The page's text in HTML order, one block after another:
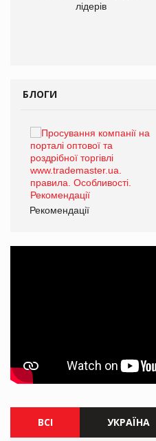
лідерів
БЛОГИ
Рекомендації
ВСІ УКРАЇНА